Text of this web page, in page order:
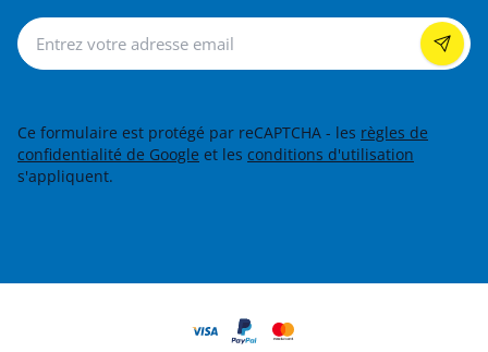
Lettre d’information
Ce formulaire est protégé par reCAPTCHA - les règles de
confidentialité de Google et les conditions d'utilisation
s'appliquent.